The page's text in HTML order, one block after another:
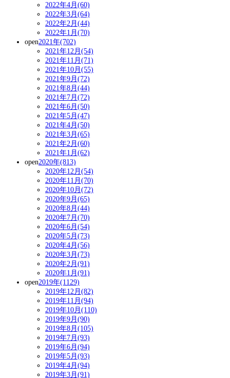
2022年4月(60)
2022年3月(64)
2022年2月(44)
2022年1月(70)
open2021年(702)
2021年12月(54)
2021年11月(71)
2021年10月(55)
2021年9月(72)
2021年8月(44)
2021年7月(72)
2021年6月(50)
2021年5月(47)
2021年4月(50)
2021年3月(65)
2021年2月(60)
2021年1月(62)
open2020年(813)
2020年12月(54)
2020年11月(70)
2020年10月(72)
2020年9月(65)
2020年8月(44)
2020年7月(70)
2020年6月(54)
2020年5月(73)
2020年4月(56)
2020年3月(73)
2020年2月(91)
2020年1月(91)
open2019年(1129)
2019年12月(82)
2019年11月(94)
2019年10月(110)
2019年9月(90)
2019年8月(105)
2019年7月(93)
2019年6月(94)
2019年5月(93)
2019年4月(94)
2019年3月(91)